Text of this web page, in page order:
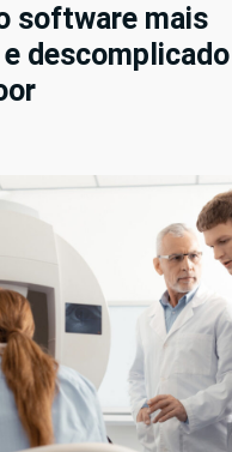
software mais